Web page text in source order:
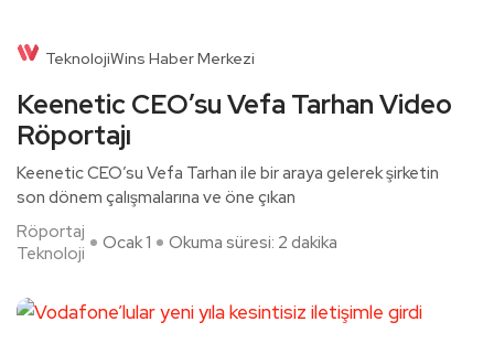
TeknolojiWins Haber Merkezi
Keenetic CEO’su Vefa Tarhan Video
Röportajı
Keenetic CEO’su Vefa Tarhan ile bir araya gelerek şirketin
son dönem çalışmalarına ve öne çıkan
Röportaj
Teknoloji
Ocak 1 Okuma süresi: 2 dakika